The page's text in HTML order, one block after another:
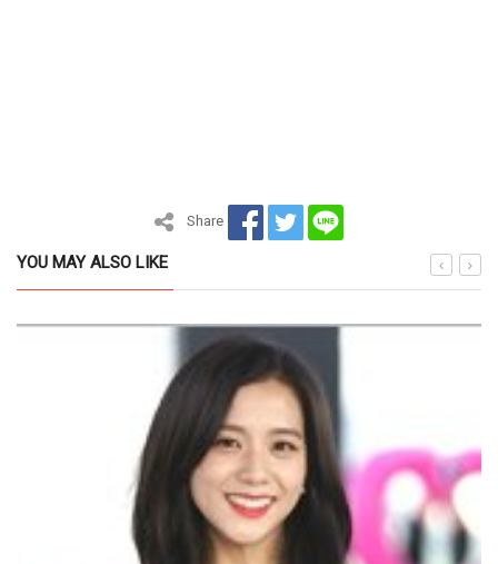
Share
YOU MAY ALSO LIKE